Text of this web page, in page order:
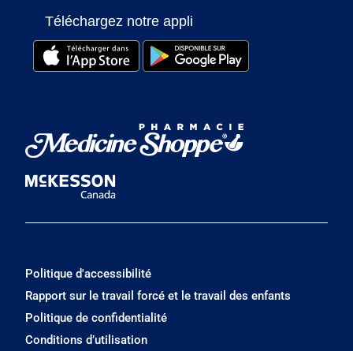
Téléchargez notre appli
Politique d'accessibilité
Rapport sur le travail forcé et le travail des enfants
Politique de confidentialité
Conditions d’utilisation